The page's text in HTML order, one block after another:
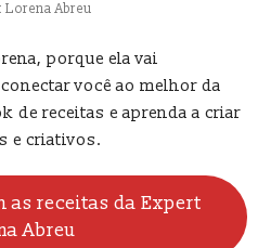
Lorena Abreu
porque ela vai
você ao melhor da
de receitas e aprenda a criar
e criativos.
as receitas da Expert
Abreu